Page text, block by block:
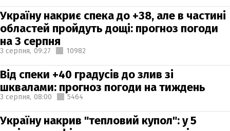
Україну накриє спека до +38, але в частині
областей пройдуть дощі: прогноз погоди
на 3 серпня
3 серпня, 09:27 10982
Від спеки +40 градусів до злив зі
шквалами: прогноз погоди на тиждень
3 серпня, 08:00 5464
Україну накрив "тепловий купол": у 5